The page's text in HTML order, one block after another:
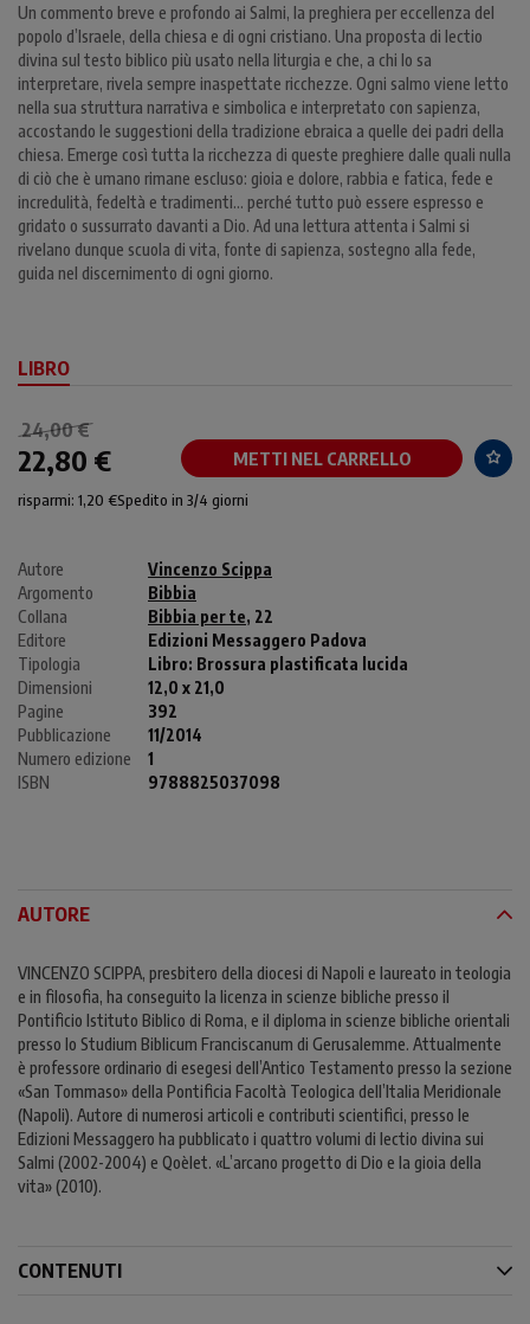
Un commento breve e profondo ai Salmi, la preghiera per eccellenza del
popolo d’Israele, della chiesa e di ogni cristiano. Una proposta di lectio
divina sul testo biblico più usato nella liturgia e che, a chi lo sa
interpretare, rivela sempre inaspettate ricchezze. Ogni salmo viene letto
nella sua struttura narrativa e simbolica e interpretato con sapienza,
accostando le suggestioni della tradizione ebraica a quelle dei padri della
chiesa. Emerge così tutta la ricchezza di queste preghiere dalle quali nulla
di ciò che è umano rimane escluso: gioia e dolore, rabbia e fatica, fede e
incredulità, fedeltà e tradimenti… perché tutto può essere espresso e
gridato o sussurrato davanti a Dio. Ad una lettura attenta i Salmi si
rivelano dunque scuola di vita, fonte di sapienza, sostegno alla fede,
guida nel discernimento di ogni giorno.
LIBRO
24,00 €
22,80 € METTI NEL CARRELLO
risparmi: 1,20 €Spedito in 3/4 giorni
Autore
Vincenzo Scippa
Argomento
Bibbia
Collana
Bibbia per te, 22
Editore
Edizioni Messaggero Padova
Tipologia
Libro: Brossura plastificata lucida
Dimensioni
12,0 x 21,0
Pagine
392
Pubblicazione
11/2014
Numero edizione
1
ISBN
9788825037098
AUTORE
VINCENZO SCIPPA, presbitero della diocesi di Napoli e laureato in teologia
e in filosofia, ha conseguito la licenza in scienze bibliche presso il
Pontificio Istituto Biblico di Roma, e il diploma in scienze bibliche orientali
presso lo Studium Biblicum Franciscanum di Gerusalemme. Attualmente
è professore ordinario di esegesi dell’Antico Testamento presso la sezione
«San Tommaso» della Pontificia Facoltà Teologica dell’Italia Meridionale
(Napoli). Autore di numerosi articoli e contributi scientifici, presso le
Edizioni Messaggero ha pubblicato i quattro volumi di lectio divina sui
Salmi (2002-2004) e Qoèlet. «L’arcano progetto di Dio e la gioia della
vita» (2010).
CONTENUTI